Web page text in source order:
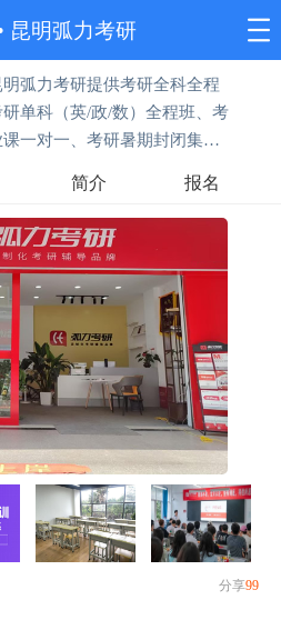
昆明弧力考研
明弧力考研提供考研全科全程
单科（英/政/数）全程班、考
一对一、考研暑期封闭集训
。
简介 报名
分享99